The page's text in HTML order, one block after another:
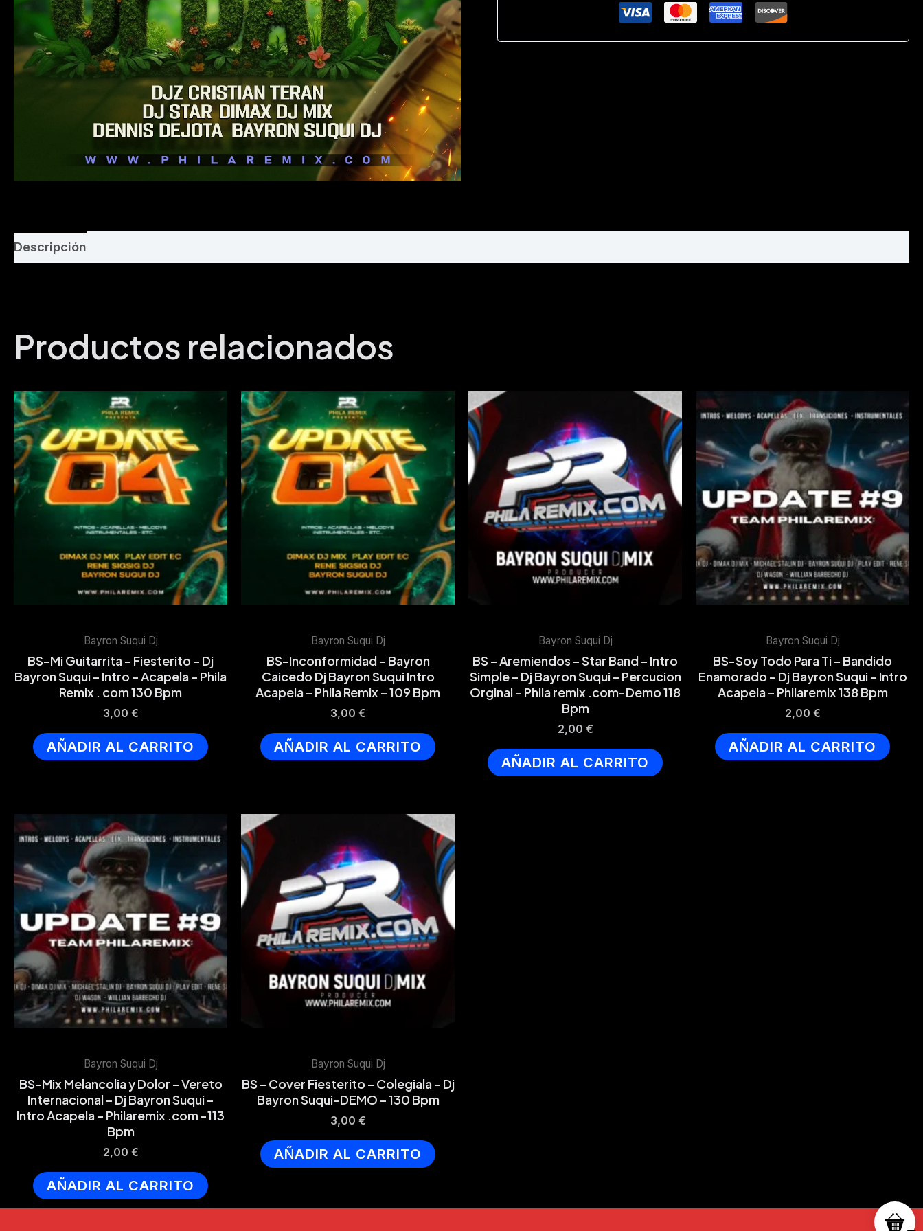
-114
Descripción
Productos relacionados
Bayron Suqui Dj
BS-Mi Guitarrita – Fiesterito – Dj
Bayron Suqui – Intro – Acapela – Phila
Remix . com 130 Bpm
3,00 €
AÑADIR AL CARRITO
Bayron Suqui Dj
BS-Inconformidad – Bayron
Caicedo Dj Bayron Suqui Intro
Acapela – Phila Remix – 109 Bpm
3,00 €
AÑADIR AL CARRITO
Bayron Suqui Dj
BS – Aremiendos – Star Band – Intro
Simple – Dj Bayron Suqui – Percucion
Orginal – Phila remix .com-Demo 118
Bpm
2,00 €
AÑADIR AL CARRITO
Bayron Suqui Dj
BS-Soy Todo Para Ti – Bandido
Enamorado – Dj Bayron Suqui – Intro
Acapela – Philaremix 138 Bpm
2,00 €
AÑADIR AL CARRITO
Bayron Suqui Dj
BS-Mix Melancolia y Dolor – Vereto
Internacional – Dj Bayron Suqui –
Intro Acapela – Philaremix .com -113
Bpm
2,00 €
AÑADIR AL CARRITO
Bayron Suqui Dj
BS – Cover Fiesterito – Colegiala – Dj
Bayron Suqui-DEMO – 130 Bpm
3,00 €
AÑADIR AL CARRITO